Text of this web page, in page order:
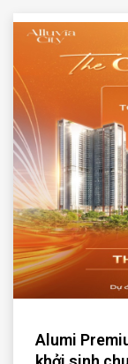
Alumi